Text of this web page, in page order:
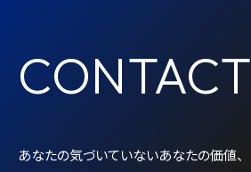
CONTACT
あなたの気づいていないあなたの価値、